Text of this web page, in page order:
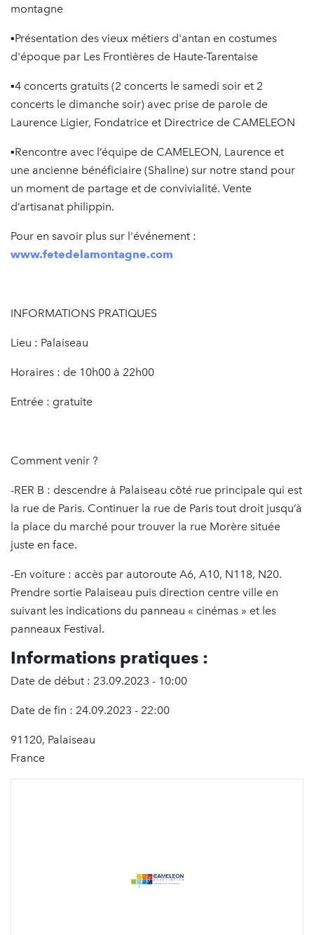
montagne
▪️Présentation des vieux métiers d'antan en costumes
d'époque par Les Frontières de Haute-Tarentaise
▪️4 concerts gratuits (2 concerts le samedi soir et 2
concerts le dimanche soir) avec prise de parole de
Laurence Ligier, Fondatrice et Directrice de CAMELEON
▪️Rencontre avec l’équipe de CAMELEON, Laurence et
une ancienne bénéficiaire (Shaline) sur notre stand pour
un moment de partage et de convivialité. Vente
d’artisanat philippin.
Pour en savoir plus sur l'événement :
www.fetedelamontagne.com
INFORMATIONS PRATIQUES
Lieu : Palaiseau
Horaires : de 10h00 à 22h00
Entrée : gratuite
Comment venir ?
-RER B : descendre à Palaiseau côté rue principale qui est
la rue de Paris. Continuer la rue de Paris tout droit jusqu’à
la place du marché pour trouver la rue Morère située
juste en face.
-En voiture : accès par autoroute A6, A10, N118, N20.
Prendre sortie Palaiseau puis direction centre ville en
suivant les indications du panneau « cinémas » et les
panneaux Festival.
Informations pratiques :
Date de début : 23.09.2023 - 10:00
Date de fin : 24.09.2023 - 22:00
91120, Palaiseau
France